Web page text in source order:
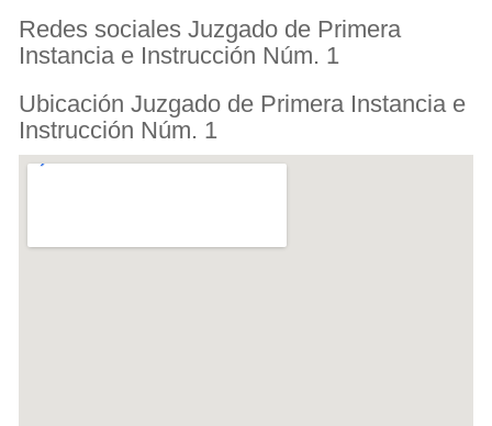
Redes sociales Juzgado de Primera
Instancia e Instrucción Núm. 1
Ubicación Juzgado de Primera Instancia e
Instrucción Núm. 1